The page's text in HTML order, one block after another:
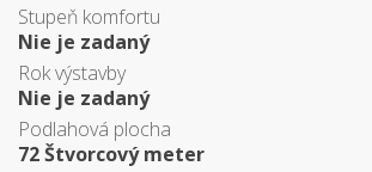
Stupeň komfortu
Nie je zadaný
Rok výstavby
Nie je zadaný
Podlahová plocha
72 Štvorcový meter